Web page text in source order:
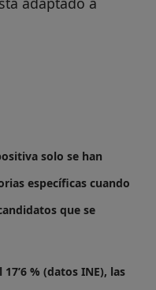
solo se han
específicas cuando
que se
% (datos INE), las